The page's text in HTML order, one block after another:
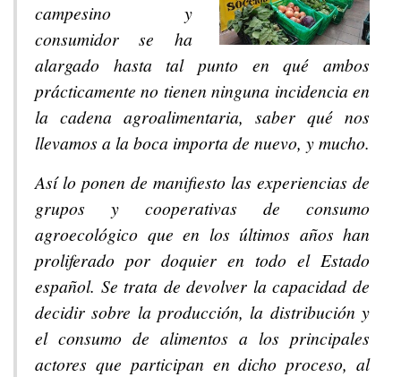
campesino y
consumidor se ha
alargado hasta tal punto en qué ambos
prácticamente no tienen ninguna incidencia en
la cadena agroalimentaria, saber qué nos
llevamos a la boca importa de nuevo, y mucho.
Así lo ponen de manifiesto las experiencias de
grupos y cooperativas de consumo
agroecológico que en los últimos años han
proliferado por doquier en todo el Estado
español. Se trata de devolver la capacidad de
decidir sobre la producción, la distribución y
el consumo de alimentos a los principales
actores que participan en dicho proceso, al